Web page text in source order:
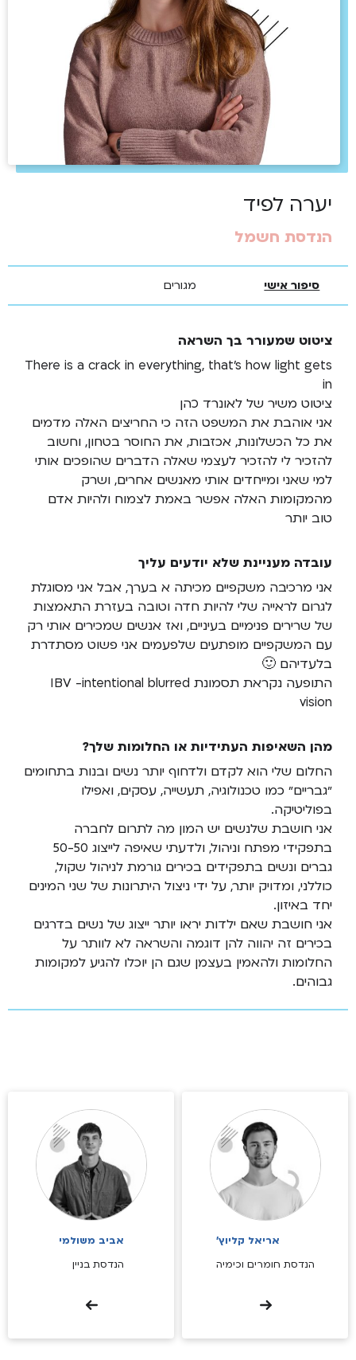
יערה לפיד
הנדסת חשמל
סיפור אישי מגורים
ציטוט שמעורר בך השראה
There is a crack in everything, that’s how light gets
in
ציטוט משיר של לאונרד כהן
אני אוהבת את המשפט הזה כי החריצים האלה מדמים
את כל הכשלונות, אכזבות, את החוסר בטחון, וחשוב
להזכיר לי להזכיר לעצמי שאלה הדברים שהופכים אותי
למי שאני ומייחדים אותי מאנשים אחרים, ושרק
מהמקומות האלה אפשר באמת לצמוח ולהיות אדם
טוב יותר
עובדה מעניינת שלא יודעים עליך
אני מרכיבה משקפיים מכיתה א בערך, אבל אני מסוגלת
לגרום לראייה שלי להיות חדה וטובה בעזרת התאמצות
של שרירים פנימיים בעיניים, ואז אנשים שמכירים אותי רק
עם המשקפיים מופתעים שלפעמים אני פשוט מסתדרת
בלעדיהם 🙂
התופעה נקראת תסמונת IBV -intentional blurred
vision
מהן השאיפות העתידיות או החלומות שלך?
החלום שלי הוא לקדם ולדחוף יותר נשים ובנות בתחומים
״גבריים״ כמו טכנולוגיה, תעשייה, עסקים, ואפילו
בפוליטיקה.
אני חושבת שלנשים יש המון מה לתרום לחברה
בתפקידי מפתח וניהול, ולדעתי שאיפה לייצוג 50-50
גברים ונשים בתפקידים בכירים גורמת לניהול שקול,
כוללני, ומדויק יותר, על ידי ניצול היתרונות של שני המינים
יחד באיזון.
אני חושבת שאם ילדות יראו יותר ייצוג של נשים בדרגים
בכירים זה יהווה להן דוגמה והשראה לא לוותר על
החלומות ולהאמין בעצמן שגם הן יוכלו להגיע למקומות
גבוהים.
אריאל קליוץ'
הנדסת חומרים וכימיה
אביב משולמי
הנדסת בניין